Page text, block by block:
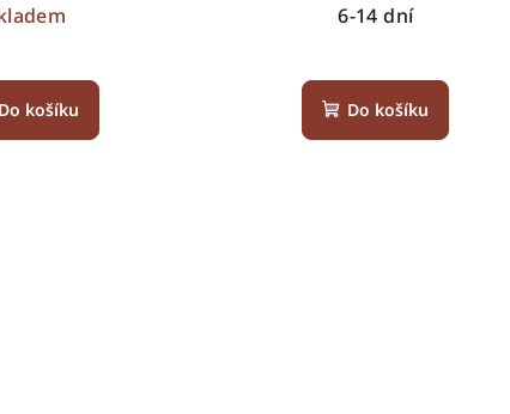
Do košíku
6-14 dní
Do košíku